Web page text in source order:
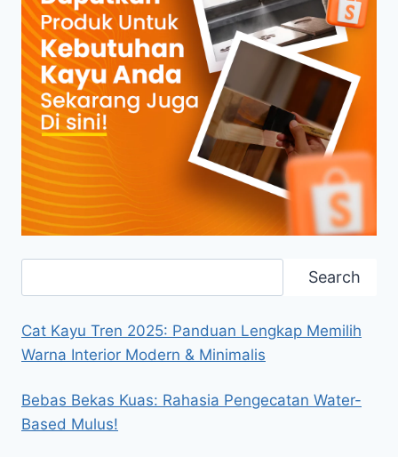
Search
Cat Kayu Tren 2025: Panduan Lengkap Memilih
Warna Interior Modern & Minimalis
Bebas Bekas Kuas: Rahasia Pengecatan Water-
Based Mulus!